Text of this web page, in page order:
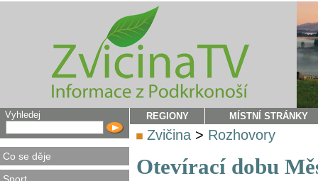
Vyhledej
Co se děje
REGIONY MÍSTNÍ STRÁNKY
Zvičina > Rozhovory
Otevírací dobu